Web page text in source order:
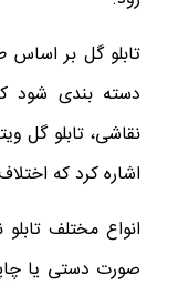
تابلو گل بر اساس
دسته بندی شود
نقاشی، تابلو گل
اشاره کرد که
انواع مختلف
صورت دستی یا